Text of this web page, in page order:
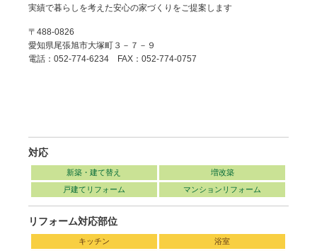
実績で暮らしを考えた安心の家づくりをご提案します
〒488-0826
愛知県尾張旭市大塚町３－７－９
電話：052-774-6234 FAX：052-774-0757
対応
新築・建て替え 増改築
戸建てリフォーム マンションリフォーム
リフォーム対応部位
キッチン 浴室